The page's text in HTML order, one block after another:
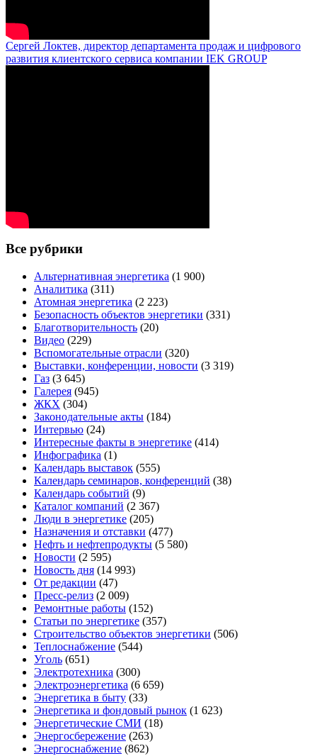
Сергей Локтев, директор департамента продаж и цифрового
развития клиентского сервиса компании IEK GROUP
Все рубрики
Альтернативная энергетика (1 900)
Аналитика (311)
Атомная энергетика (2 223)
Безопасность объектов энергетики (331)
Благотворительность (20)
Видео (229)
Вспомогательные отрасли (320)
Выставки, конференции, новости (3 319)
Газ (3 645)
Галерея (945)
ЖКХ (304)
Законодательные акты (184)
Интервью (24)
Интересные факты в энергетике (414)
Инфографика (1)
Календарь выставок (555)
Календарь семинаров, конференций (38)
Календарь событий (9)
Каталог компаний (2 367)
Люди в энергетике (205)
Назначения и отставки (477)
Нефть и нефтепродукты (5 580)
Новости (2 595)
Новость дня (14 993)
От редакции (47)
Пресс-релиз (2 009)
Ремонтные работы (152)
Статьи по энергетике (357)
Строительство объектов энергетики (506)
Теплоснабжение (544)
Уголь (651)
Электротехника (300)
Электроэнергетика (6 659)
Энергетика в быту (33)
Энергетика и фондовый рынок (1 623)
Энергетические СМИ (18)
Энергосбережение (263)
Энергоснабжение (862)